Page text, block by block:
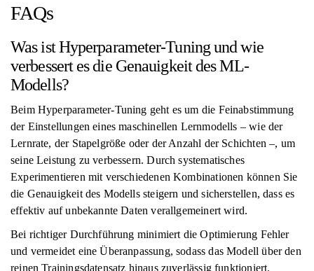
FAQs
Was ist Hyperparameter-Tuning und wie
verbessert es die Genauigkeit des ML-
Modells?
Beim Hyperparameter-Tuning geht es um die Feinabstimmung
der Einstellungen eines maschinellen Lernmodells – wie der
Lernrate, der Stapelgröße oder der Anzahl der Schichten –, um
seine Leistung zu verbessern. Durch systematisches
Experimentieren mit verschiedenen Kombinationen können Sie
die Genauigkeit des Modells steigern und sicherstellen, dass es
effektiv auf unbekannte Daten verallgemeinert wird.
Bei richtiger Durchführung minimiert die Optimierung Fehler
und vermeidet eine Überanpassung, sodass das Modell über den
reinen Trainingsdatensatz hinaus zuverlässig funktioniert.